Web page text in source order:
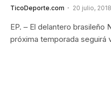
TicoDeporte.com 20 julio, 2018
EP. – El delantero brasileño
próxima temporada seguirá